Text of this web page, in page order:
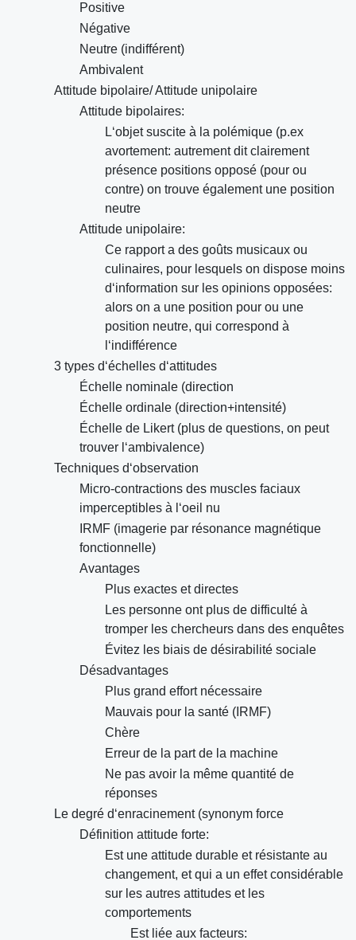
Positive
Négative
Neutre (indifférent)
Ambivalent
Attitude bipolaire/ Attitude unipolaire
Attitude bipolaires:
L‘objet suscite à la polémique (p.ex
avortement: autrement dit clairement
présence positions opposé (pour ou
contre) on trouve également une position
neutre
Attitude unipolaire:
Ce rapport a des goûts musicaux ou
culinaires, pour lesquels on dispose moins
d‘information sur les opinions opposées:
alors on a une position pour ou une
position neutre, qui correspond à
l‘indifférence
3 types d‘échelles d‘attitudes
Échelle nominale (direction
Échelle ordinale (direction+intensité)
Échelle de Likert (plus de questions, on peut
trouver l‘ambivalence)
Techniques d‘observation
Micro-contractions des muscles faciaux
imperceptibles à l‘oeil nu
IRMF (imagerie par résonance magnétique
fonctionnelle)
Avantages
Plus exactes et directes
Les personne ont plus de difficulté à
tromper les chercheurs dans des enquêtes
Évitez les biais de désirabilité sociale
Désadvantages
Plus grand effort nécessaire
Mauvais pour la santé (IRMF)
Chère
Erreur de la part de la machine
Ne pas avoir la même quantité de
réponses
Le degré d‘enracinement (synonym force
Définition attitude forte:
Est une attitude durable et résistante au
changement, et qui a un effet considérable
sur les autres attitudes et les
comportements
Est liée aux facteurs: